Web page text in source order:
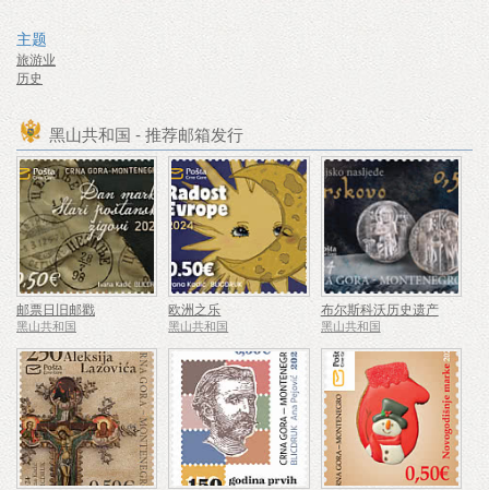
主题
旅游业
历史
黑山共和国 - 推荐邮箱发行
邮票日旧邮戳
黑山共和国
欧洲之乐
黑山共和国
布尔斯科沃历史遗产
黑山共和国